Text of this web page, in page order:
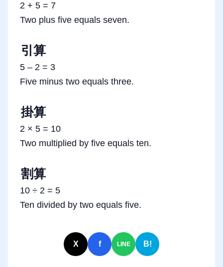
2 + 5 = 7
Two plus five equals seven.
引算
5 – 2 = 3
Five minus two equals three.
掛算
2 × 5 = 10
Two multiplied by five equals ten.
割算
10 ÷ 2 = 5
Ten divided by two equals five.
X f LINE B!